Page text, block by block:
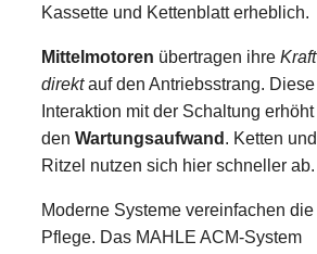
Kassette und Kettenblatt erheblich.
Mittelmotoren übertragen ihre Kraft
direktauf den Antriebsstrang. Diese
Interaktion mit der Schaltung erhöht
den Wartungsaufwand . Ketten und
Ritzel nutzen sich hier schneller ab.
Moderne Systeme vereinfachen die
Pflege. Das MAHLE ACM-System